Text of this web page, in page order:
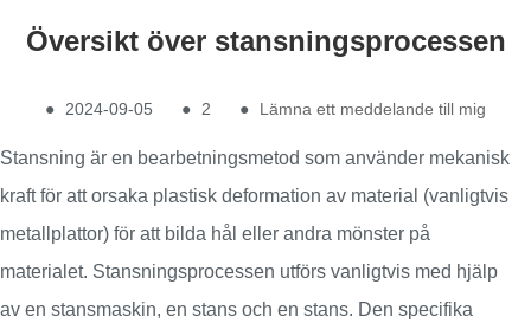
Översikt över stansningsprocessen
● 2024-09-05 ● 2 ● Lämna ett meddelande till mig
Stansning är en bearbetningsmetod som använder mekanisk
kraft för att orsaka plastisk deformation av material (vanligtvis
metallplattor) för att bilda hål eller andra mönster på
materialet. Stansningsprocessen utförs vanligtvis med hjälp
av en stansmaskin, en stans och en stans. Den specifika